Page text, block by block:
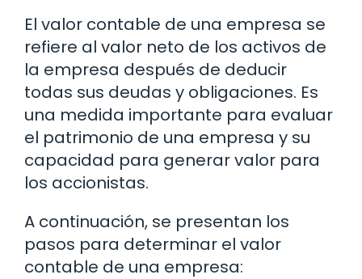
El valor contable de una empresa se
refiere al valor neto de los activos de
la empresa después de deducir
todas sus deudas y obligaciones. Es
una medida importante para evaluar
el patrimonio de una empresa y su
capacidad para generar valor para
los accionistas.
A continuación, se presentan los
pasos para determinar el valor
contable de una empresa: